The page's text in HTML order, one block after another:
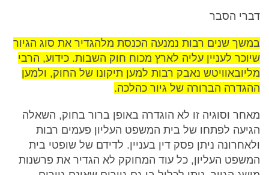
דברי הסבר
במשך שנים רבות נמנעה הכנסת מלהגדיר את סוג הגיור
שיוכר לעניין עליה לארץ מכוח חוק השבות. כידוע, הרבי
מליובאוויטש נאבק רבות למען תיקונו של החוק, ולמען
ההגדרה הברורה של גיור כהלכה.
מאחר וסוגיה זו לא הוגדרה באופן ברור בחוק, השאלה
הגיעה לפתחו של בית המשפט העליון פעמים רבות
ולאחרונה ניתן פסק דין בעניין. לדידם של שופטי בית
המשפט העליון, כל עוד המחוקק לא הגדיר את פרשנות